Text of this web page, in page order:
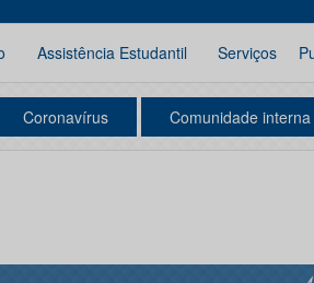
Assistência Estudantil Serviços
Coronavírus Comunidade interna